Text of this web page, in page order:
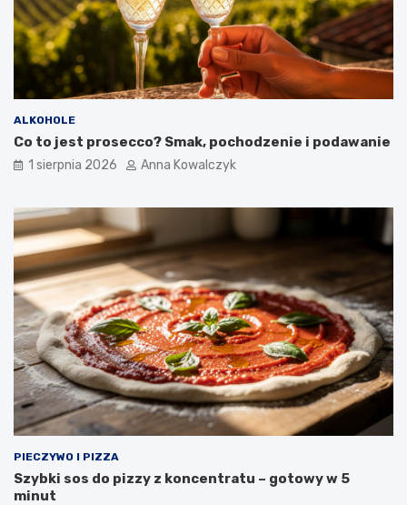
ALKOHOLE
Co to jest prosecco? Smak, pochodzenie i podawanie
1 sierpnia 2026 Anna Kowalczyk
PIECZYWO I PIZZA
Szybki sos do pizzy z koncentratu – gotowy w 5
minut